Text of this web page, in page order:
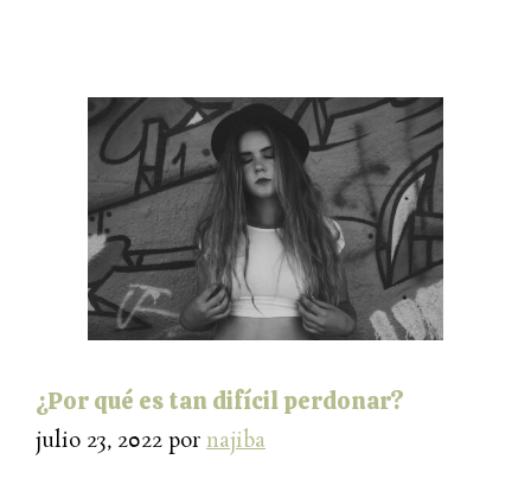
¿Por qué es tan difícil perdonar?
julio 23, 2022 por najiba